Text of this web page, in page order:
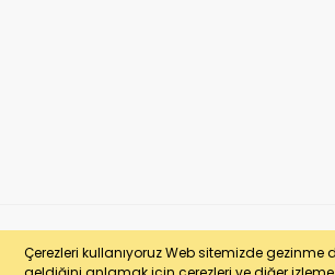
Çerezleri kullanıyoruz Web sitemizde
© e-makarna.com Tüm Hakları Saklıdır. Kredi